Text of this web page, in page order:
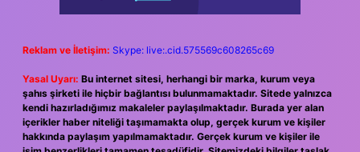
Reklam ve İletişim: Skype: live:.cid.575569c608265c69
Yasal Uyarı: Bu internet sitesi, herhangi bir marka, kurum veya
şahıs şirketi ile hiçbir bağlantısı bulunmamaktadır. Sitede yalnızca
kendi hazırladığımız makaleler paylaşılmaktadır. Burada yer alan
içerikler haber niteliği taşımamakta olup, gerçek kurum ve kişiler
hakkında paylaşım yapılmamaktadır. Gerçek kurum ve kişiler ile